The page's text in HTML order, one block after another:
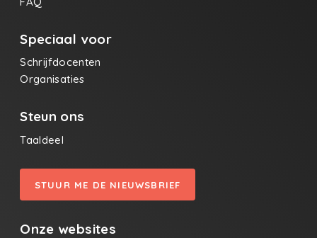
Speciaal voor
Schrijfdocenten
Organisaties
Steun ons
Taaldeel
STUUR ME DE NIEUWSBRIEF
Onze websites